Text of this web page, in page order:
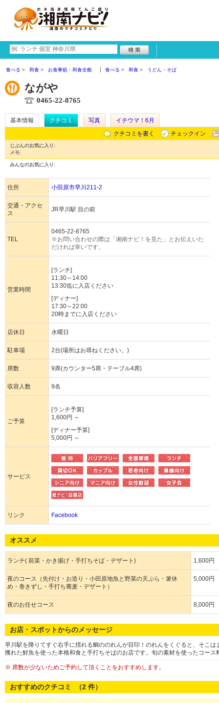
食べる 和食 お食事処・和食全般 食べる 和食 うどん・そば
ながや
0465-22-8765
基本情報 クチコミ 写真
イチウマ！6月
クチコミを書く
チェックイン
じぶんのお気に入り:
メモ:
みんなのお気に入り:
住所 小田原市早川211-2
交通・アクセ
ス
JR早川駅 目の前
TEL
0465-22-8765
※お問い合わせの際は「湘南ナビ！を見た」とお伝えいた
だければ幸いです。
営業時間
[ランチ]
11:30～14:00
13:30迄に入店ください
[ディナー]
17:30～22:00
20時までに入店ください
店休日 水曜日
駐車場 2台(場所はお尋ねください。)
席数 9席(カウンター5席・テーブル4席)
収容人数 9名
ご予算
[ランチ予算]
1,600円 ～
[ディナー予算]
5,000円 ～
サービス
リンク Facebook
オススメ
ランチ( 前菜・かき揚げ・手打ちそば・デザート) 1,600円
夜のコース（先付け・お造り・小田原地魚と野菜の天ぷら・箸休
め・巻きずし・手打ち蕎麦・デザート）
5,000円
夜のお任せコース 8,000円
お店・スポットからのメッセージ
早川駅を降りてすぐ右手に揺れる鯛ののれんが目印！のれんをくぐると、そこ
獲れた鮮魚を使った本格和食と手打ちそばのお店です。旬の素材を使ったコー
※ 席数が少ないためご予約して頂くことをおすすめします。
おすすめのクチコミ （2 件）